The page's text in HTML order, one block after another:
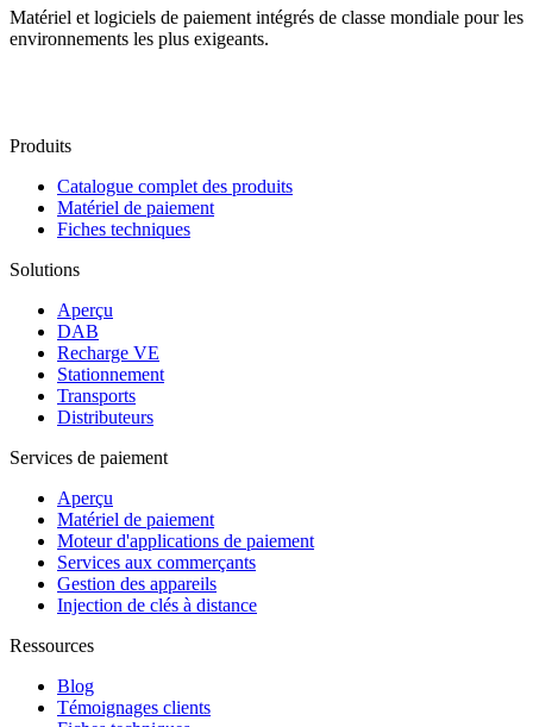
Matériel et logiciels de paiement intégrés de classe mondiale pour les
environnements les plus exigeants.
Produits
Catalogue complet des produits
Matériel de paiement
Fiches techniques
Solutions
Aperçu
DAB
Recharge VE
Stationnement
Transports
Distributeurs
Services de paiement
Aperçu
Matériel de paiement
Moteur d'applications de paiement
Services aux commerçants
Gestion des appareils
Injection de clés à distance
Ressources
Blog
Témoignages clients